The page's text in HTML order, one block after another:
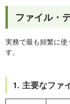
ファイル・
実務で最も頻繁に
す。
1. 主要なファ